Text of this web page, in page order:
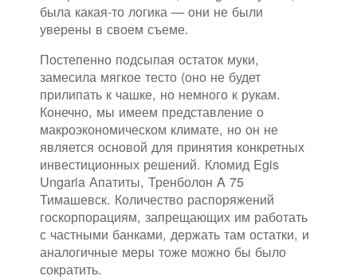
была какая-то логика — они не были
уверены в своем съеме.
Постепенно подсыпая остаток муки,
замесила мягкое тесто (оно не будет
прилипать к чашке, но немного к рукам.
Конечно, мы имеем представление о
макроэкономическом климате, но он не
является основой для принятия конкретных
инвестиционных решений. Кломид Egis
Ungaria Апатиты, Тренболон A 75
Тимашевск. Количество распоряжений
госкорпорациям, запрещающих им работать
с частными банками, держать там остатки, и
аналогичные меры тоже можно бы было
сократить.